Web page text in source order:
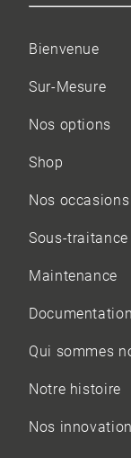
Bienvenue
Sur-Mesure
Nos options
Shop
Nos occasions
Sous-traitance
Maintenance
Qui sommes
Notre histoire
Nos